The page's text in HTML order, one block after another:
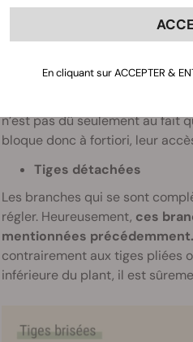
C’est le problème qui se
se soutenir d’elles-mêmes.
. Ces tiges
n’est pas dû seulement au fait
bloque donc à fortiori, leur
Tiges détachées
Les branches qui se sont
régler. Heureusement, ces
mentionnées précédemment.
contrairement aux tiges pliées
inférieure du plant, il est
En cliquant sur ACCEPTER &